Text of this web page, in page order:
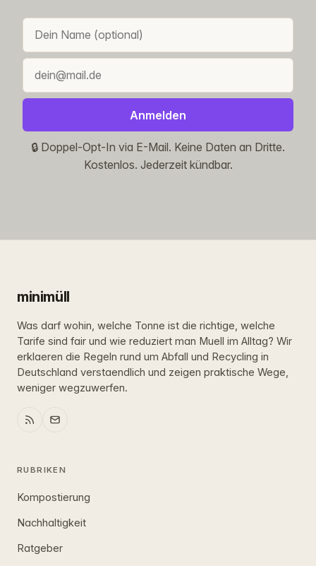
Anmelden
🔒 Doppel-Opt-In via E-Mail. Keine Daten an Dritte.
Kostenlos. Jederzeit kündbar.
minimüll
Was darf wohin, welche Tonne ist die richtige, welche
Tarife sind fair und wie reduziert man Muell im Alltag? Wir
erklaeren die Regeln rund um Abfall und Recycling in
Deutschland verstaendlich und zeigen praktische Wege,
weniger wegzuwerfen.
RUBRIKEN
Kompostierung
Nachhaltigkeit
Ratgeber